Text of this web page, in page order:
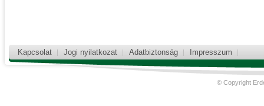
Kapcsolat Jogi nyilatkozat Adatbiztonság Impresszum
© Copyright